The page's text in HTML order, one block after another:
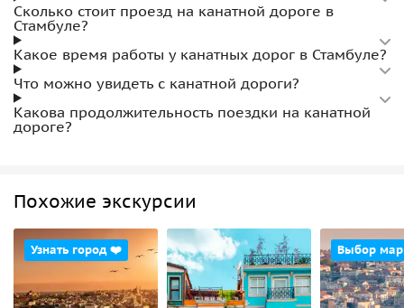
Сколько стоит проезд на канатной дороге в
Стамбуле?
Какое время работы у канатных дорог в Стамбуле?
Что можно увидеть с канатной дороги?
Какова продолжительность поездки на канатной
дороге?
Похожие экскурсии
Узнать город ❤️ Выбор